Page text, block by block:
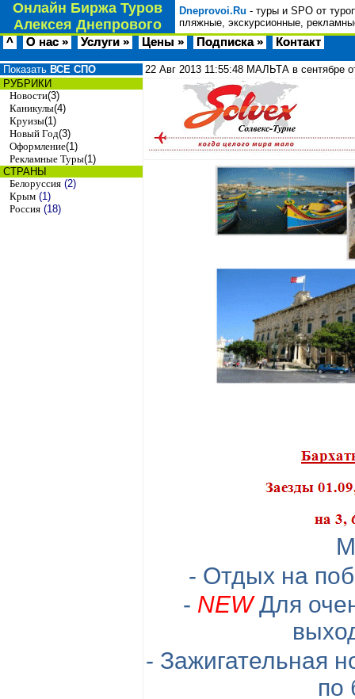
Онлайн Биржа Туров
Алексея Днепрового
Dneprovoi.Ru - туры и SPO от
пляжные, экскурсионные,
^ О нас » Услуги » Цены » Подписка » Контакт
Показать ВСЕ СПО
РУБРИКИ
Новости(3)
Каникулы(4)
Круизы(1)
Новый Год(3)
Оформление(1)
Рекламные Туры(1)
СТРАНЫ
Белоруссия (2)
Крым (1)
Россия (18)
22 Авг 2013 11:55:48 МАЛЬТА в сентябре
- Отдых на
- NEW Для
- Зажигательная
по